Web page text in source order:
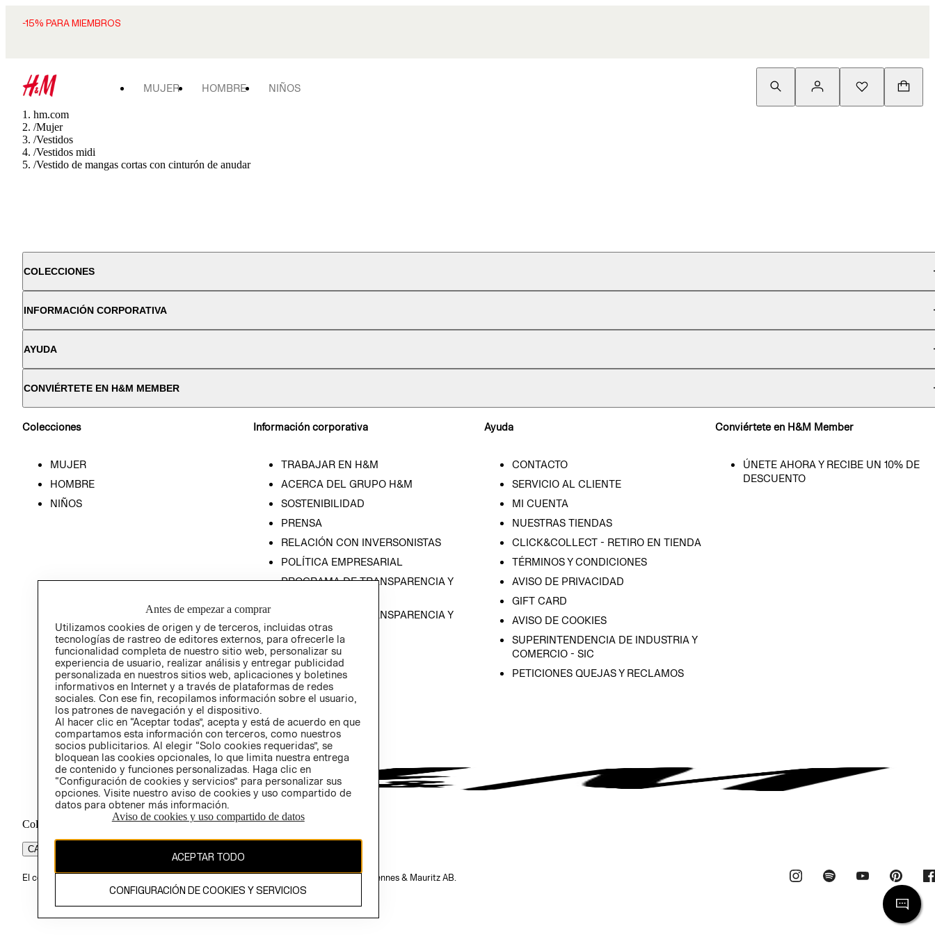
-15% PARA MIEMBROS
MUJER HOMBRE NIÑOS
hm.com
/Mujer
/Vestidos
/Vestidos midi
/Vestido de mangas cortas con cinturón de anudar
COLECCIONES
INFORMACIÓN CORPORATIVA
AYUDA
CONVIÉRTETE EN H&M MEMBER
Colecciones
MUJER
HOMBRE
NIÑOS
Información corporativa
TRABAJAR EN H&M
ACERCA DEL GRUPO H&M
SOSTENIBILIDAD
PRENSA
RELACIÓN CON INVERSONISTAS
POLÍTICA EMPRESARIAL
PROGRAMA DE TRANSPARENCIA Y
PROGRAMA DE TRANSPARENCIA Y
ÉTICA (INGLÉS)
Ayuda
CONTACTO
SERVICIO AL CLIENTE
MI CUENTA
NUESTRAS TIENDAS
CLICK&COLLECT - RETIRO EN TIENDA
TÉRMINOS Y CONDICIONES
AVISO DE PRIVACIDAD
GIFT CARD
AVISO DE COOKIES
SUPERINTENDENCIA DE INDUSTRIA Y
COMERCIO - SIC
PETICIONES QUEJAS Y RECLAMOS
Conviértete en H&M Member
ÚNETE AHORA Y RECIBE UN 10% DE
DESCUENTO
Colombia ($)
CAMBIAR REGIÓN
El contenido de esta página web está protegido por copyright y es propiedad de H&M Hennes & Mauritz AB.
Antes de empezar a comprar
Utilizamos cookies de origen y de terceros, incluidas otras
tecnologías de rastreo de editores externos, para ofrecerle la
funcionalidad completa de nuestro sitio web, personalizar su
experiencia de usuario, realizar análisis y entregar publicidad
personalizada en nuestros sitios web, aplicaciones y boletines
informativos en Internet y a través de plataformas de redes
sociales. Con ese fin, recopilamos información sobre el usuario,
los patrones de navegación y el dispositivo.
Al hacer clic en “Aceptar todas”, acepta y está de acuerdo en que
compartamos esta información con terceros, como nuestros
socios publicitarios. Al elegir “Solo cookies requeridas”, se
bloquean las cookies opcionales, lo que limita nuestra entrega
de contenido y funciones personalizadas. Haga clic en
“Configuración de cookies y servicios” para personalizar sus
opciones. Visite nuestro aviso de cookies y uso compartido de
datos para obtener más información.
Aviso de cookies y uso compartido de datos
ACEPTAR TODO
CONFIGURACIÓN DE COOKIES Y SERVICIOS